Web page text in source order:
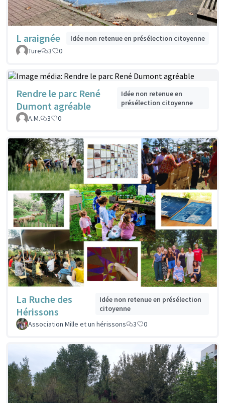
L araignée
Idée non retenue en présélection citoyenne
Ture
3 0
Rendre le parc René
Dumont agréable
Idée non retenue en
présélection citoyenne
A.M.
3 0
La Ruche des
Hérissons
Idée non retenue en présélection
citoyenne
Association Mille et un hérissons
3 0